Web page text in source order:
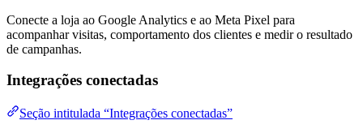
Conecte a loja ao Google Analytics e ao Meta Pixel para
acompanhar visitas, comportamento dos clientes e medir o resultado
de campanhas.
Integrações conectadas
Seção intitulada “Integrações conectadas”